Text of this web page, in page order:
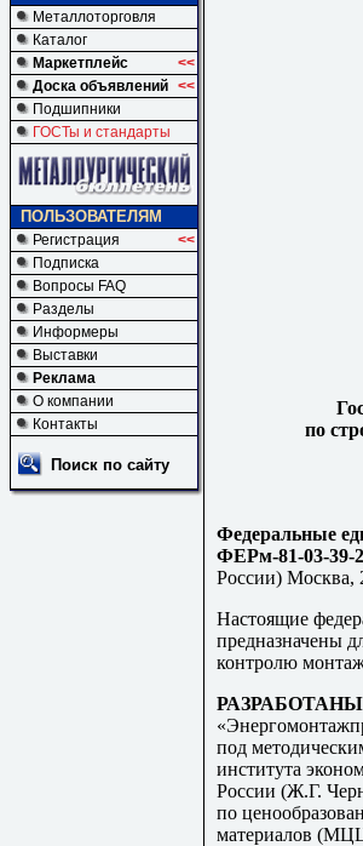
Металлоторговля
Каталог
Маркетплейс
<<
Доска объявлений <<
Подшипники
ГОСТы и стандарты
ПОЛЬЗОВАТЕЛЯМ
Регистрация
<<
Подписка
Вопросы FAQ
Разделы
Информеры
Выставки
Реклама
О компании
Контакты
Поиск по сайту
по
Федеральные
ФЕРм-81-03-39-
России) Москва,
Настоящие
предназначены
контролю
РАЗРАБОТАНЫ
«
под
института
России (Ж.Г.
по
материалов